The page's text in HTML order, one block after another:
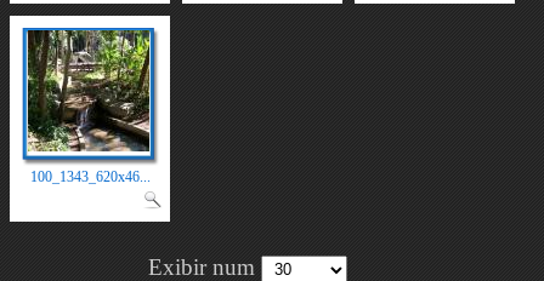
100_1343_620x46...
Exibir num